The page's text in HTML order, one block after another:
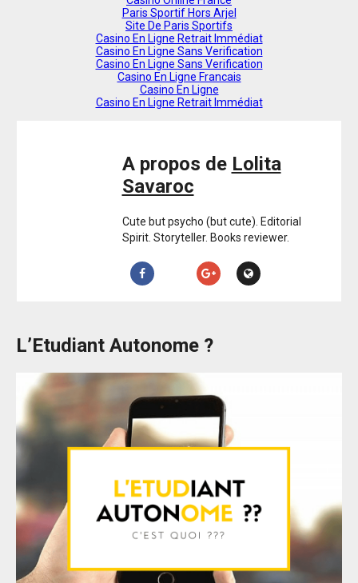
Paris Sportif Hors Arjel
Site De Paris Sportifs
Casino En Ligne Retrait Immédiat
Casino En Ligne Sans Verification
Casino En Ligne Sans Verification
Casino En Ligne Francais
Casino En Ligne
Casino En Ligne Retrait Immédiat
A propos de Lolita
Savaroc
Cute but psycho (but cute). Editorial
Spirit. Storyteller. Books reviewer.
L’Etudiant Autonome ?